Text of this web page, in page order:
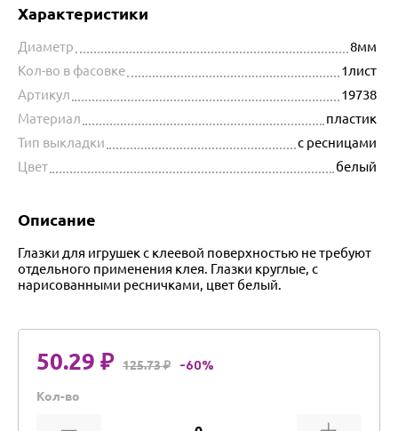
Характеристики
Диаметр
8мм
Кол-во в фасовке
1лист
Артикул
19738
Материал
пластик
Тип выкладки
с ресницами
Цвет
белый
Описание
Глазки для игрушек с клеевой поверхностью не требуют
отдельного применения клея. Глазки круглые, с
нарисованными ресничками, цвет белый.
50.29 ₽ 125.73 ₽ -60%
Кол-во